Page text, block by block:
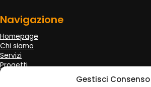
Gestisci Consenso
Navigazione
Homepage
Chi siamo
Servizi
Progetti
Clienti